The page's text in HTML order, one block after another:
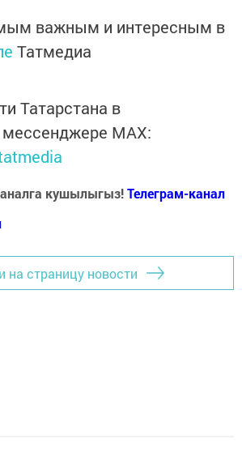
важным и интересным в
Татмедиа
Татарстана в
MАХ:
кушылыгыз!Телеграм-канал
на страницу новости